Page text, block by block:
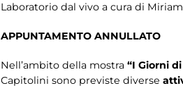
Laboratorio dal vivo a cura di
APPUNTAMENTO ANNULLATO
Nell’ambito della mostra “I Giorni
Capitolini sono previste diverse